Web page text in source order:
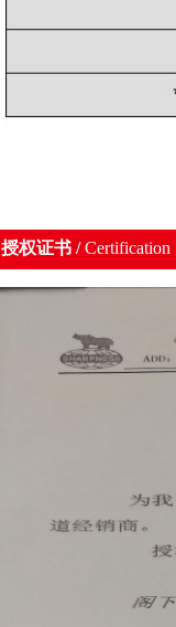
授权证书 /Certification